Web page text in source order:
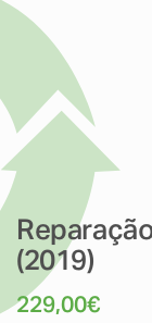
(2019)
229,00€